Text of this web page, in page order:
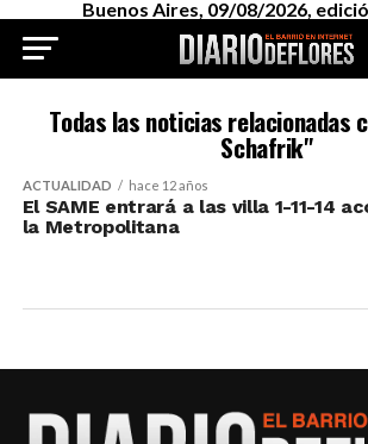
Buenos Aires, 09/08/2026,
Todas las noticias relacionadas
Schafrik"
ACTUALIDAD hace 12 años
El SAME entrará a las villa 1-11-14
la Metropolitana